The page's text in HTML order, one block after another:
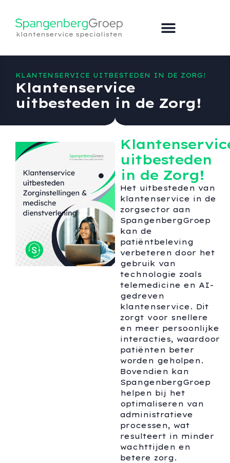
KLANTENSERVICE UITBESTEDEN IN DE ZORG!
Klantenservice
uitbesteden in de Zorg!
uitbesteden
in de Zorg!
Het uitbesteden van
klantenservice in de
zorgsector aan
SpangenbergGroep
kan de
patiëntbeleving
verbeteren door het
gebruik van
technologie zoals
telemedicine en AI-
gedreven
klantenservice. Dit
zorgt voor snellere
en meer persoonlijke
interacties, waardoor
patiënten beter
worden geholpen.
Bovendien kan
SpangenbergGroep
helpen bij het
optimaliseren van
administratieve
processen, wat
resulteert in minder
wachttijden en
betere zorg.